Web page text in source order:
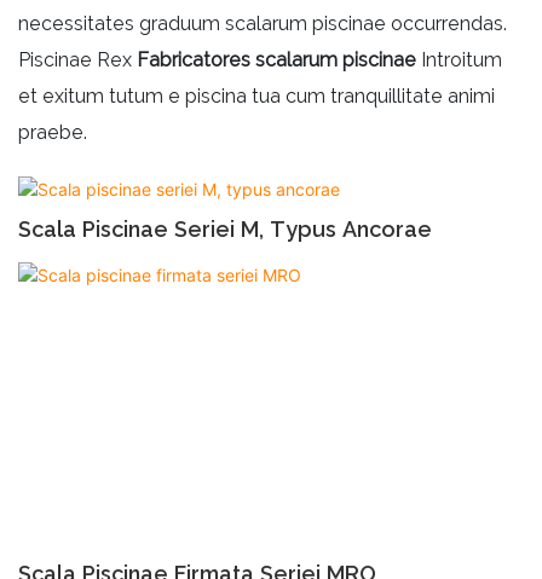
necessitates graduum scalarum piscinae occurrendas.
Piscinae Rex Fabricatores scalarum piscinae Introitum
et exitum tutum e piscina tua cum tranquillitate animi
praebe.
Scala Piscinae Seriei M, Typus Ancorae
Scala Piscinae Firmata Seriei MRO